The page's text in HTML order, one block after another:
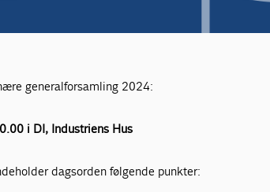
generalforsamling 2024:
i DI, Industriens Hus
dagsorden følgende punkter: